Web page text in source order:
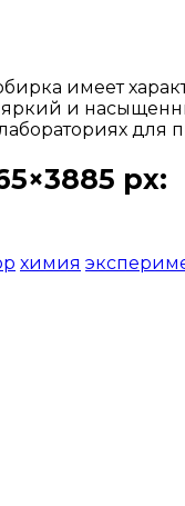
имеет
и
px:
химия